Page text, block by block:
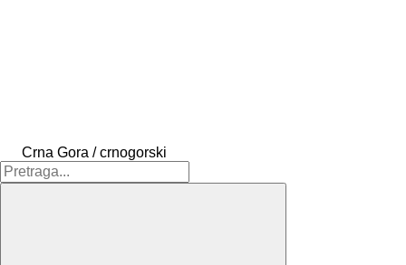
Crna Gora / crnogorski